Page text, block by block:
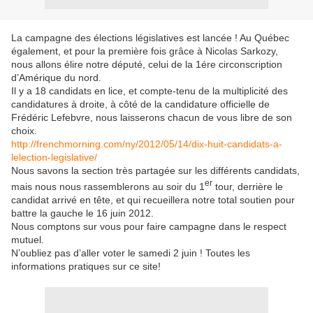
La campagne des élections législatives est lancée ! Au Québec
également, et pour la première fois grâce à Nicolas Sarkozy,
nous allons élire notre député, celui de la 1ére circonscription
d’Amérique du nord.
Il y a 18 candidats en lice, et compte-tenu de la multiplicité des
candidatures à droite, à côté de la candidature officielle de
Frédéric Lefebvre, nous laisserons chacun de vous libre de son
choix.
http://frenchmorning.com/ny/2012/05/14/dix-huit-candidats-a-
lelection-legislative/
Nous savons la section très partagée sur les différents candidats,
mais nous nous rassemblerons au soir du 1 er tour, derrière le
candidat arrivé en tête, et qui recueillera notre total soutien pour
battre la gauche le 16 juin 2012.
Nous comptons sur vous pour faire campagne dans le respect
mutuel.
N’oubliez pas d’aller voter le samedi 2 juin ! Toutes les
informations pratiques sur ce site!